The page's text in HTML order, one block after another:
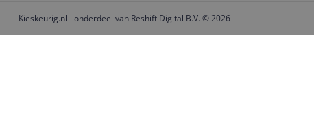
Kieskeurig.nl - onderdeel van Reshift Digital B.V. © 2026